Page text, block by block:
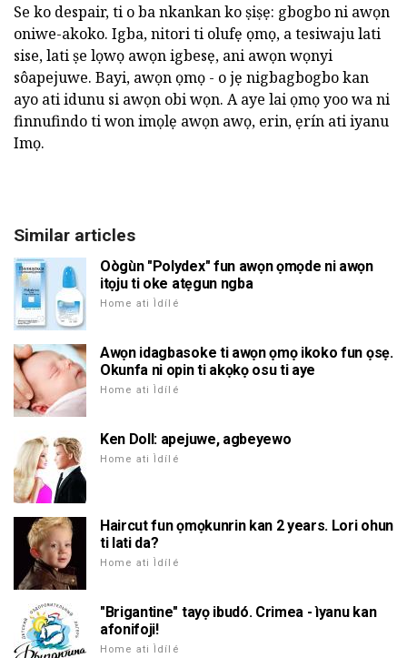
Se ko despair, ti o ba nkankan ko ṣiṣẹ: gbogbo ni awọn
oniwe-akoko. Igba, nitori ti olufẹ ọmọ, a tesiwaju lati
sise, lati ṣe lọwọ awọn igbesẹ, ani awọn wọnyi
sôapejuwe. Bayi, awọn ọmọ - o jẹ nigbagbogbo kan
ayo ati idunu si awọn obi wọn. A aye lai ọmọ yoo wa ni
finnufindo ti won imọlẹ awọn awọ, erin, ẹrín ati iyanu
Imọ.
Similar articles
Oògùn "Polydex" fun awọn ọmọde ni awọn
itọju ti oke atẹgun ngba
Home ati Ìdílé
Awọn idagbasoke ti awọn ọmọ ikoko fun ọsẹ.
Okunfa ni opin ti akọkọ osu ti aye
Home ati Ìdílé
Ken Doll: apejuwe, agbeyewo
Home ati Ìdílé
Haircut fun ọmọkunrin kan 2 years. Lori ohun
ti lati da?
Home ati Ìdílé
"Brigantine" tayọ ibudó. Crimea - ìyanu kan
afonifoji!
Home ati Ìdílé